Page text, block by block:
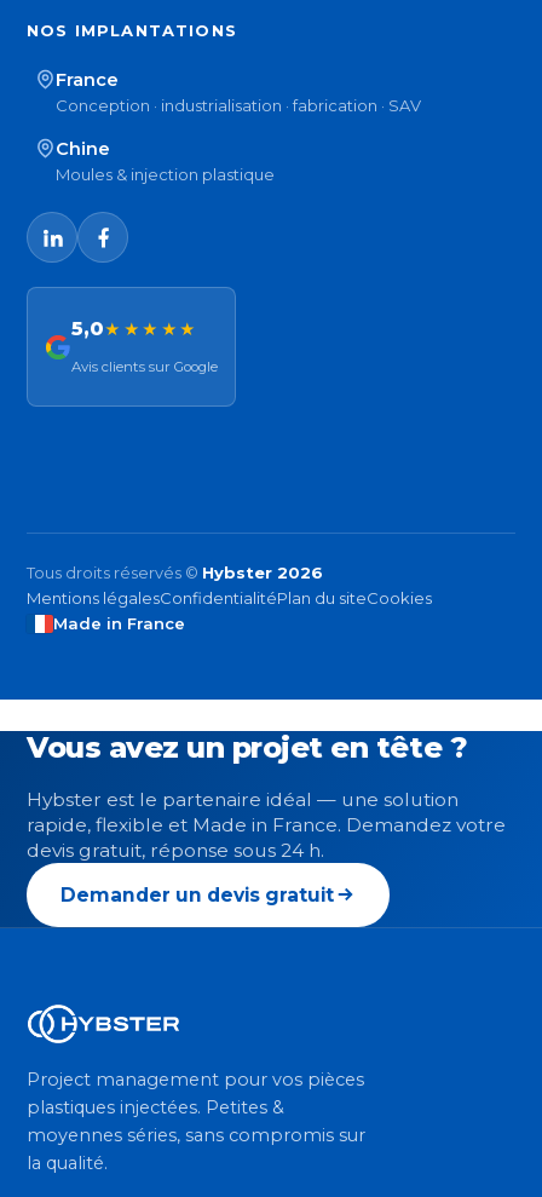
NOS IMPLANTATIONS
France
Conception · industrialisation · fabrication · SAV
Chine
Moules & injection plastique
5,0★★★★★
Avis clients sur Google
Tous droits réservés © Hybster 2026
Mentions légalesConfidentialitéPlan du siteCookies
Made in France
Vous avez un projet en tête ?
Hybster est le partenaire idéal — une solution
rapide, flexible et Made in France. Demandez votre
devis gratuit, réponse sous 24 h.
Demander un devis gratuit
Project management pour vos pièces
plastiques injectées. Petites &
moyennes séries, sans compromis sur
la qualité.